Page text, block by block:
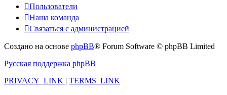
Пользователи
Наша команда
Связаться с администрацией
Создано на основе phpBB® Forum Software © phpBB Limited
Русская поддержка phpBB
PRIVACY_LINK | TERMS_LINK